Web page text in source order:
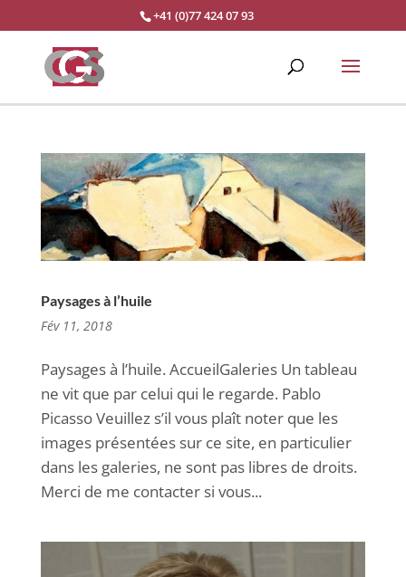
+41 (0)77 424 07 93
Paysages à l’huile
Fév 11, 2018
Paysages à l’huile. AccueilGaleries Un tableau
ne vit que par celui qui le regarde. Pablo
Picasso Veuillez s’il vous plaît noter que les
images présentées sur ce site, en particulier
dans les galeries, ne sont pas libres de droits.
Merci de me contacter si vous...